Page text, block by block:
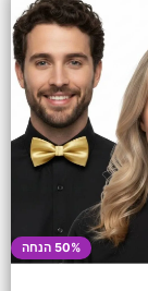
50% הנחה